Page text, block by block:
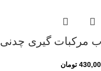
مرکبات گیری چدنی
تومان